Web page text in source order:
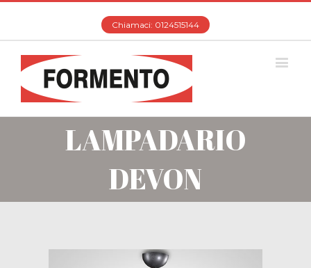
Chiamaci: 0124515144
LAMPADARIO
DEVON